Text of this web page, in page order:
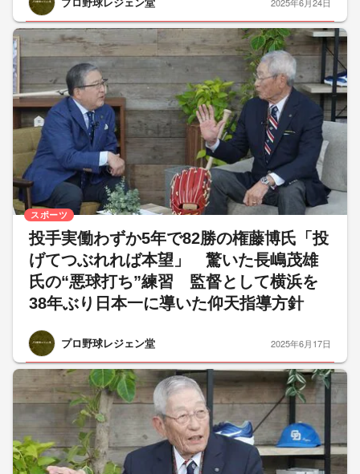
投手実働わずか5年で82勝の権藤博氏「投
げてつぶれれば本望」 驚いた長嶋茂雄
氏の“悪球打ち”練習 監督として横浜を
38年ぶり日本一に導いた仰天指導方針
プロ野球レジェン堂
スポーツ
2025年6月17日